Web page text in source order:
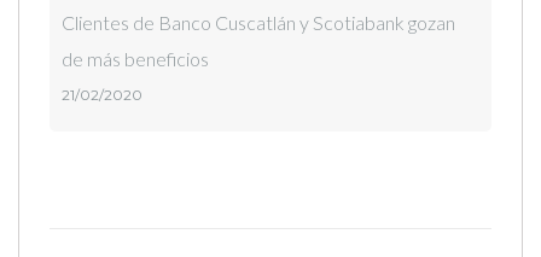
Clientes de Banco Cuscatlán y Scotiabank gozan
de más beneficios
21/02/2020